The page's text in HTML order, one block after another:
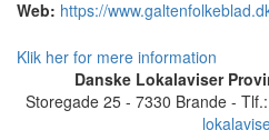
Web: https://
Klik her for mere information
Danske Lokalaviser
Storegade 25 - 7330 Brande -